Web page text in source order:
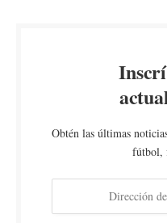
Obtén las últimas
fútbol,